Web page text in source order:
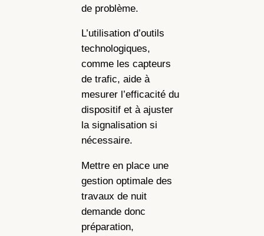
de problème.
L’utilisation d’outils
technologiques,
comme les capteurs
de trafic, aide à
mesurer l’efficacité du
dispositif et à ajuster
la signalisation si
nécessaire.
Mettre en place une
gestion optimale des
travaux de nuit
demande donc
préparation,